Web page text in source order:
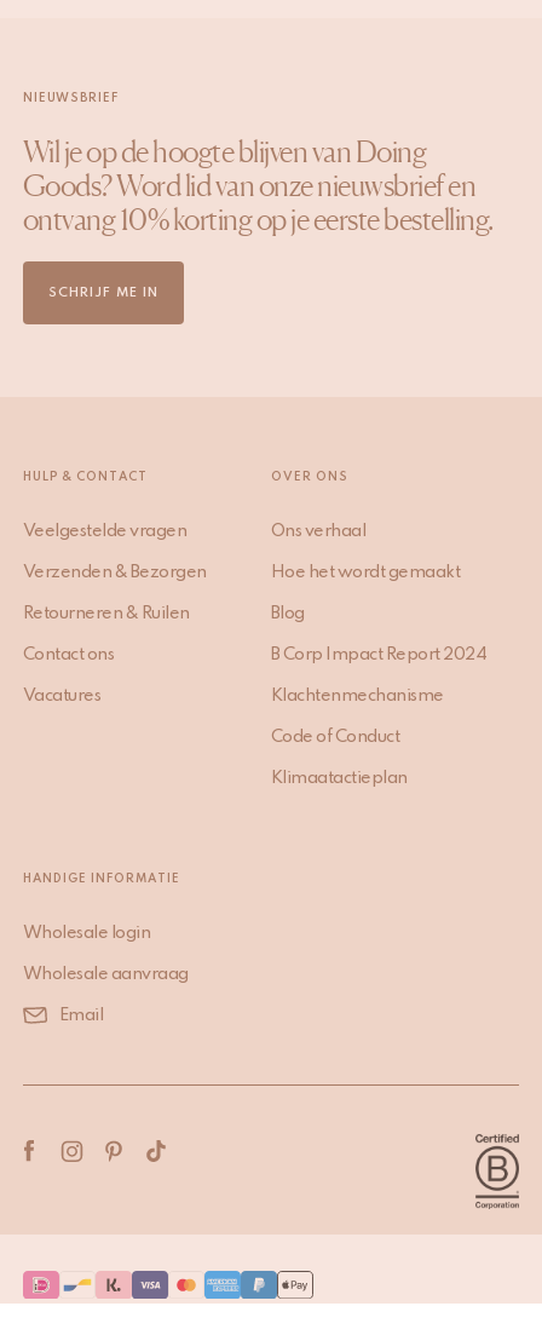
NIEUWSBRIEF
Wil je op de hoogte blijven van Doing
Goods? Word lid van onze nieuwsbrief en
ontvang 10% korting op je eerste bestelling.
SCHRIJF ME IN
HULP & CONTACT
Veelgestelde vragen
Verzenden & Bezorgen
Retourneren & Ruilen
Contact ons
Vacatures
OVER ONS
Ons verhaal
Hoe het wordt gemaakt
Blog
B Corp Impact Report 2024
Klachtenmechanisme
Code of Conduct
Klimaatactieplan
HANDIGE INFORMATIE
Wholesale login
Wholesale aanvraag
Email